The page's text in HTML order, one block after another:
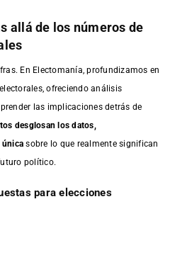
allá de los números de
En Electomanía, profundizamos en
ofreciendo análisis
las implicaciones detrás de
desglosan los datos,
única sobre lo que realmente significan
político.
para elecciones